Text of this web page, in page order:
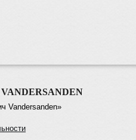
Vandersanden»